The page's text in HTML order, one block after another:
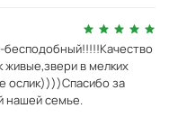
в мелких
ослик))))Спасибо за
нашей семье.